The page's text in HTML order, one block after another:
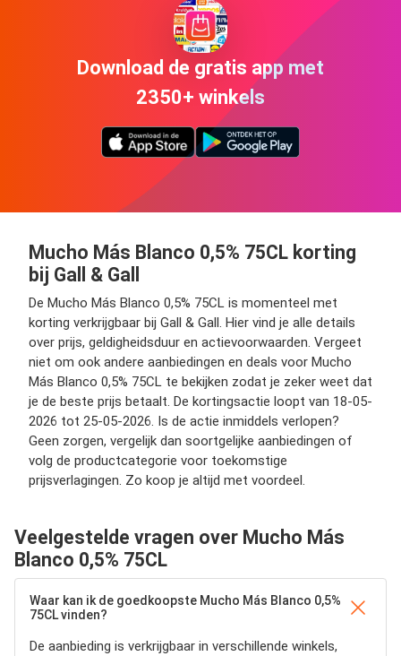
Download de gratis app met
2350+ winkels
Mucho Más Blanco 0,5% 75CL korting
bij Gall & Gall
De Mucho Más Blanco 0,5% 75CL is momenteel met
korting verkrijgbaar bij Gall & Gall. Hier vind je alle details
over prijs, geldigheidsduur en actievoorwaarden. Vergeet
niet om ook andere aanbiedingen en deals voor Mucho
Más Blanco 0,5% 75CL te bekijken zodat je zeker weet dat
je de beste prijs betaalt. De kortingsactie loopt van 18-05-
2026 tot 25-05-2026. Is de actie inmiddels verlopen?
Geen zorgen, vergelijk dan soortgelijke aanbiedingen of
volg de productcategorie voor toekomstige
prijsverlagingen. Zo koop je altijd met voordeel.
Veelgestelde vragen over Mucho Más
Blanco 0,5% 75CL
Waar kan ik de goedkoopste Mucho Más Blanco 0,5%
75CL vinden?
De aanbieding is verkrijgbaar in verschillende winkels,